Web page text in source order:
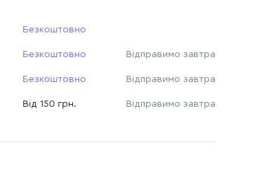
Безкоштовно
Безкоштовно Відправимо завтра
Безкоштовно Відправимо завтра
Від 150 грн. Відправимо завтра